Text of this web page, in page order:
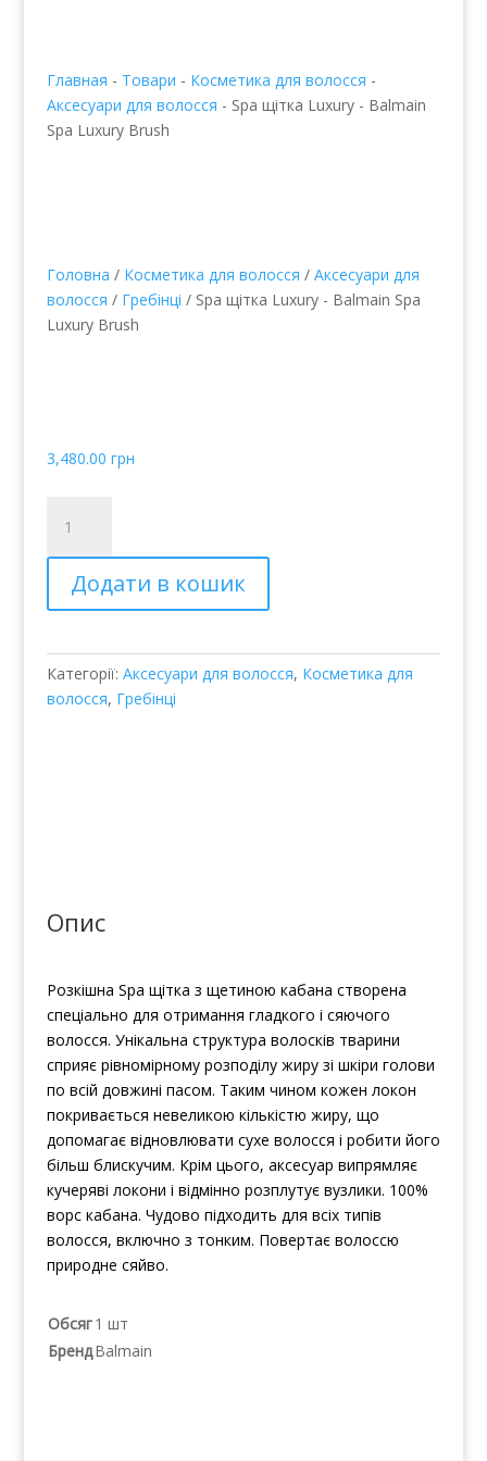
Главная - Товари - Косметика для волосся -
Аксесуари для волосся - Spa щітка Luxury - Balmain
Spa Luxury Brush
Головна / Косметика для волосся / Аксесуари для
волосся / Гребінці / Spa щітка Luxury - Balmain Spa
Luxury Brush
3,480.00 грн
щетка
Luxury
Balmain
Luxury
Brush
кількість
Додати в кошик
Категорії: Аксесуари для волосся, Косметика для
волосся, Гребінці
Опис
Розкішна Spa щітка з щетиною кабана створена
спеціально для отримання гладкого і сяючого
волосся. Унікальна структура волосків тварини
сприяє рівномірному розподілу жиру зі шкіри голови
по всій довжині пасом. Таким чином кожен локон
покривається невеликою кількістю жиру, що
допомагає відновлювати сухе волосся і робити його
більш блискучим. Крім цього, аксесуар випрямляє
кучеряві локони і відмінно розплутує вузлики. 100%
ворс кабана. Чудово підходить для всіх типів
волосся, включно з тонким. Повертає волоссю
природне сяйво.
Обсяг1 шт
БрендBalmain